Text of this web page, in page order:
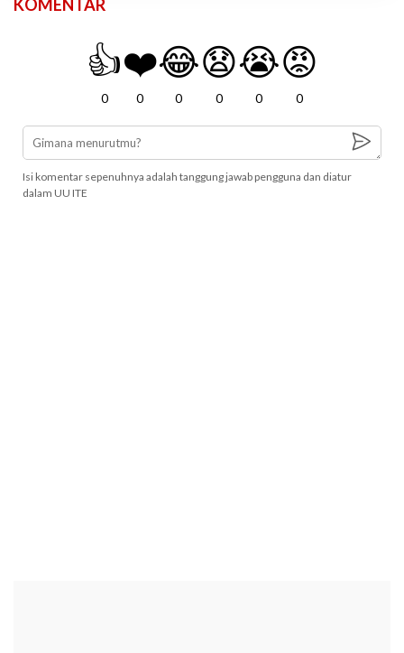
KOMENTAR
👍
0
❤️
0
😂
0
😧
0
😭
0
😡
0
Isi komentar sepenuhnya adalah tanggung jawab pengguna dan diatur
dalam UU ITE